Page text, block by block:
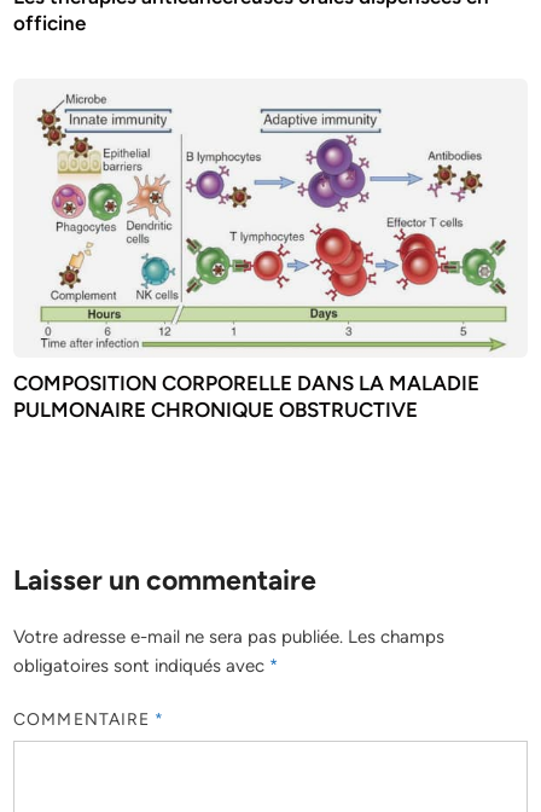
officine
COMPOSITION CORPORELLE DANS LA MALADIE
PULMONAIRE CHRONIQUE OBSTRUCTIVE
Laisser un commentaire
Votre adresse e-mail ne sera pas publiée. Les champs
obligatoires sont indiqués avec *
COMMENTAIRE *